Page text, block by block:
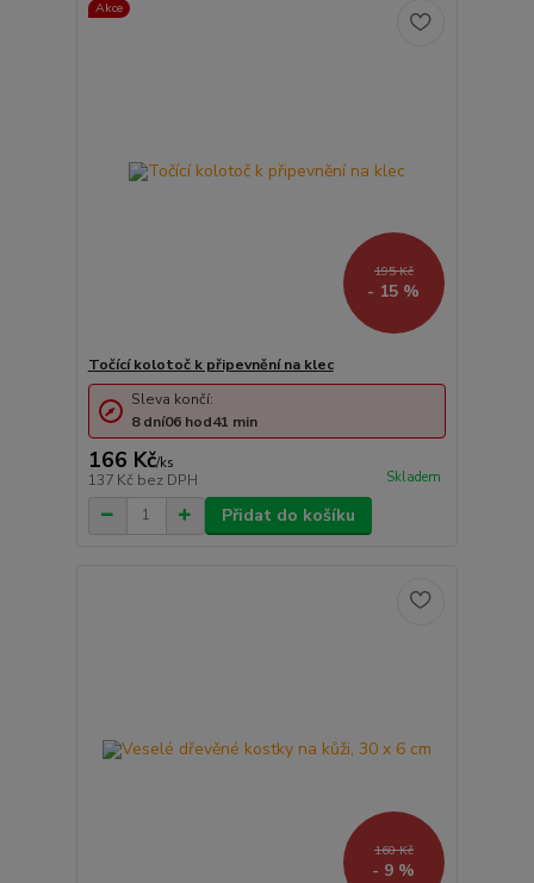
Akce
195 Kč
- 15 %
Točící kolotoč k připevnění na klec
166 Kč/ks
137 Kč bez DPH Skladem
Sleva končí:
8 dní06 hod41 min
Přidat do košíku
160 Kč
- 9 %